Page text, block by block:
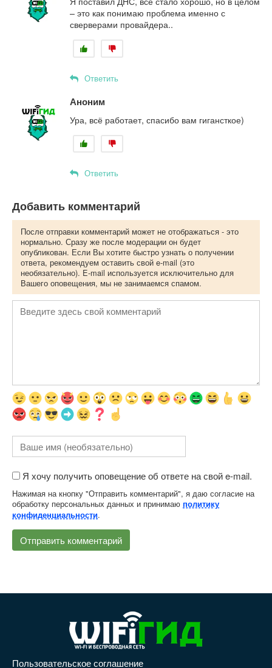
– это как понимаю проблема именно с
сверверами провайдера..
Ответить
Аноним
Ура, всё работает, спасибо вам гигансткое)
Ответить
Добавить комментарий
После отправки комментарий может не отображаться - это
нормально. Сразу же после модерации он будет
опубликован. Если Вы хотите быстро узнать о получении
ответа, рекомендуем оставить свой e-mail (это
необязательно). E-mail используется исключительно для
Вашего оповещения, мы не занимаемся спамом.
Я хочу получить оповещение об ответе на свой e-mail.
Нажимая на кнопку "Отправить комментарий", я даю согласие на
обработку персональных данных и принимаю политику
конфиденциальности.
Пользовательское соглашение